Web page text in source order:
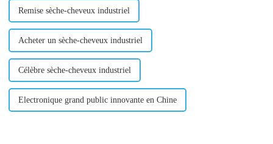
Remise sèche-cheveux industriel
Acheter un sèche-cheveux industriel
Célèbre sèche-cheveux industriel
Electronique grand public innovante en Chine